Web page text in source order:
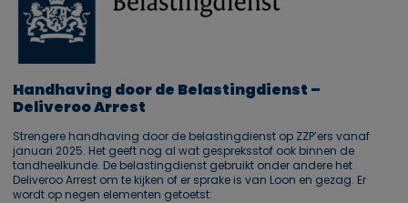
Handhaving door de Belastingdienst –
Deliveroo Arrest
Strengere handhaving door de belastingdienst op ZZP’ers vanaf
januari 2025. Het geeft nog al wat gespreksstof ook binnen de
tandheelkunde. De belastingdienst gebruikt onder andere het
Deliveroo Arrest om te kijken of er sprake is van Loon en gezag. Er
wordt op negen elementen getoetst: